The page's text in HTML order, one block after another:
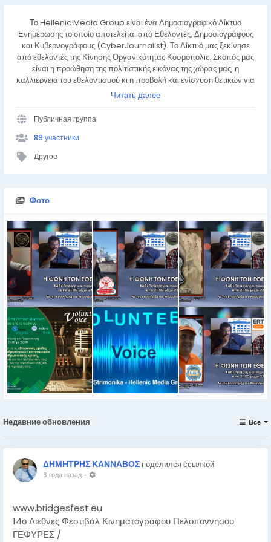
Το Hellenic Media Group είναι ένα Δημοσιογραφικό Δίκτυο
Ενημέρωσης το οποίο αποτελείται από Εθελοντές, Δημοσιογράφους
και Κυβερνογράφους (CyberJournalist). Το Δίκτυό μας ξεκίνησε
από εθελοντές της Κίνησης Οργανικότητας Κοσμόπολις. Σκοπός μας
είναι η προώθηση της πολιτιστικής εικόνας της χώρας μας, η
καλλιέργεια του εθελοντισμού κι η προβολή και ενίσχυση θετικών για
την κοινωνία και τον κόσμο δράσεων εθελοντών κάθε είδους,
ατομικά και συλλογικά.
Читать далее
Публичная группа
89 участники
Другое
Фото
Недавние обновления Все
ΔΗΜΗΤΡΗΣ ΚΑΝΝΑΒΟΣ поделился ссылкой
3 года назад-
www.bridgesfest.eu
14ο Διεθνές Φεστιβάλ Κινηματογράφου Πελοποννήσου
ΓΕΦΥΡΕΣ /